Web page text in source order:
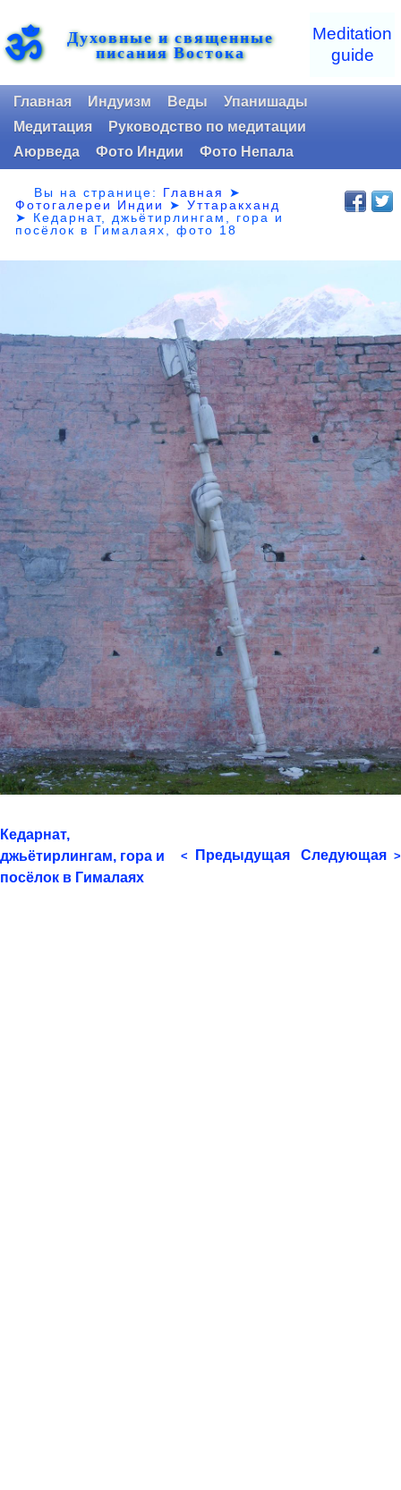
ॐ Духовные и священные
писания Востока
Meditation
guide
Главная Индуизм Веды
Упанишады
Медитация
Руководство по медитации
Аюрведа
Фото Индии Фото Непала
Вы на странице: Главная
➤
Фотогалереи Индии
➤Уттаракханд
➤ Кедарнат, джьётирлингам, гора и
посёлок в Гималаях, фото 18
Кедарнат,
джьётирлингам, гора и
посёлок в Гималаях
< Предыдущая Следующая >